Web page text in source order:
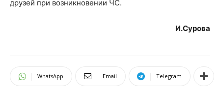
друзей при возникновении ЧС.
И.Сурова
WhatsApp Email Telegram